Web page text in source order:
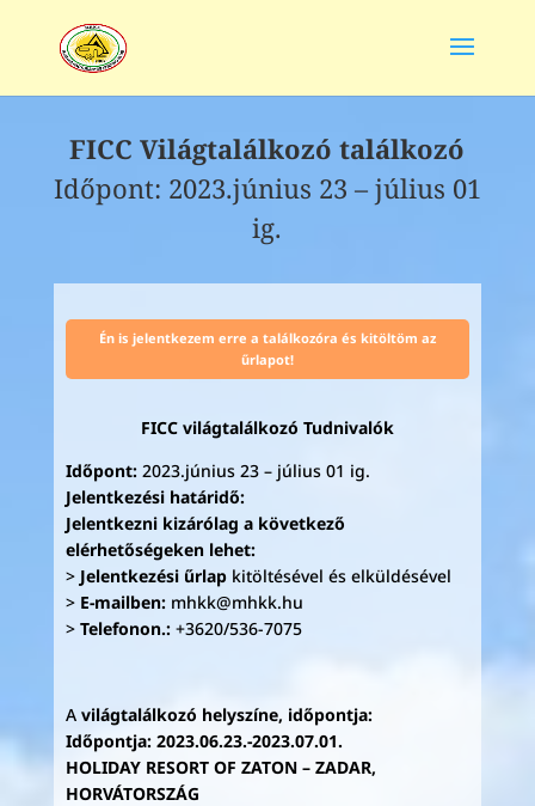
FICC Világtalálkozó találkozó
Időpont: 2023.június 23 – július 01
ig.
Én is jelentkezem erre a találkozóra és kitöltöm az
űrlapot!
FICC világtalálkozó Tudnivalók
Időpont:2023.június 23 – július 01 ig.
Jelentkezési határidő:
Jelentkezni kizárólag a következő
elérhetőségeken lehet:
> Jelentkezési űrlapkitöltésével és elküldésével
> E-mailben:mhkk@mhkk.hu
> Telefonon.:+3620/536-7075
A világtalálkozó helyszíne, időpontja:
Időpontja: 2023.06.23.-2023.07.01.
HOLIDAY RESORT OF ZATON – ZADAR,
HORVÁTORSZÁG